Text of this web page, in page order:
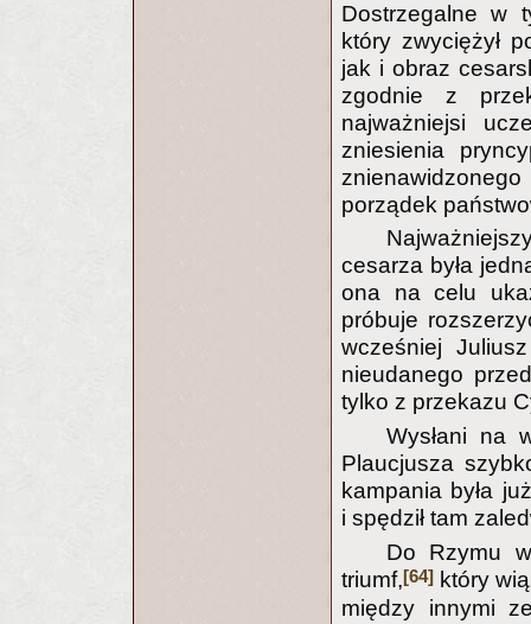
Dostrzegalne w
który zwyciężył
jak i obraz
zgodnie z
najważniejsi
zniesienia
porządek
cesarza była
ona na celu
próbuje
wcześniej
nieudanego
tylko z przekazu
Wysłani na
Plaucjusza
kampania była
i spędził tam
Do Rzymu
triumf,[64] który
między innymi